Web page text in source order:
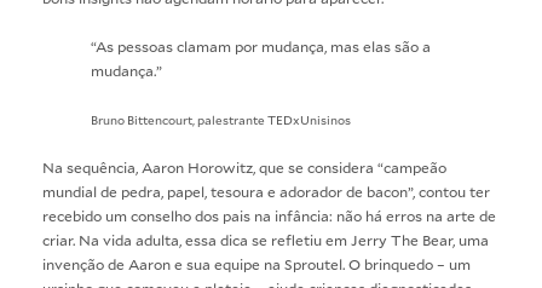
“As pessoas clamam por mudança, mas elas são a
mudança.”
Bruno Bittencourt, palestrante TEDxUnisinos
Na sequência, Aaron Horowitz, que se considera “campeão
mundial de pedra, papel, tesoura e adorador de bacon”, contou ter
recebido um conselho dos pais na infância: não há erros na arte de
criar. Na vida adulta, essa dica se refletiu em Jerry The Bear, uma
invenção de Aaron e sua equipe na Sproutel. O brinquedo – um